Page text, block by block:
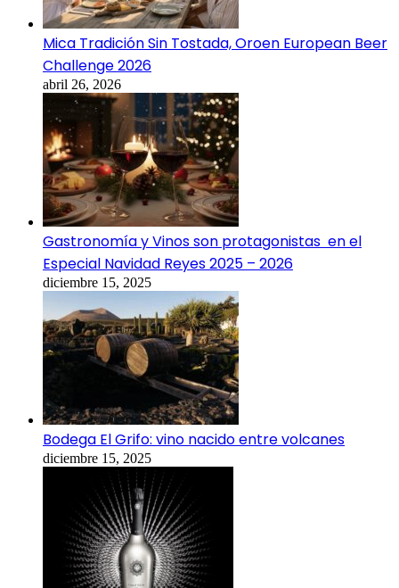
Mica Tradición Sin Tostada, Oroen European Beer
Challenge 2026
abril 26, 2026
Gastronomía y Vinos son protagonistas en el
Especial Navidad Reyes 2025 – 2026
diciembre 15, 2025
Bodega El Grifo: vino nacido entre volcanes
diciembre 15, 2025